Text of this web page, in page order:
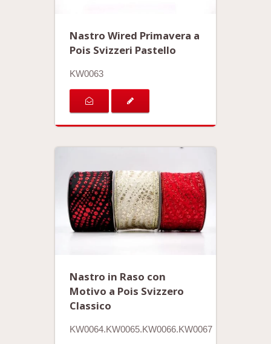
Nastro Wired Primavera a
Pois Svizzeri Pastello
KW0063
Nastro in Raso con
Motivo a Pois Svizzero
Classico
KW0064.KW0065.KW0066.KW0067